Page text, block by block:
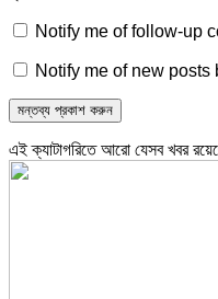
Notify me of follow-up
Notify me of new posts
এই ক্যাটাগরিতে আরো যেসব খবর